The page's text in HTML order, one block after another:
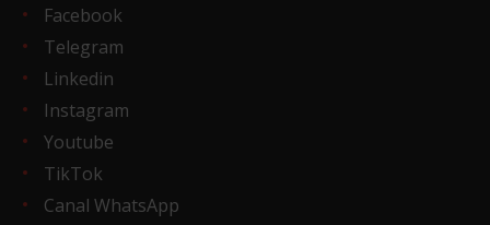
Facebook
Telegram
Linkedin
Instagram
Youtube
TikTok
Canal WhatsApp